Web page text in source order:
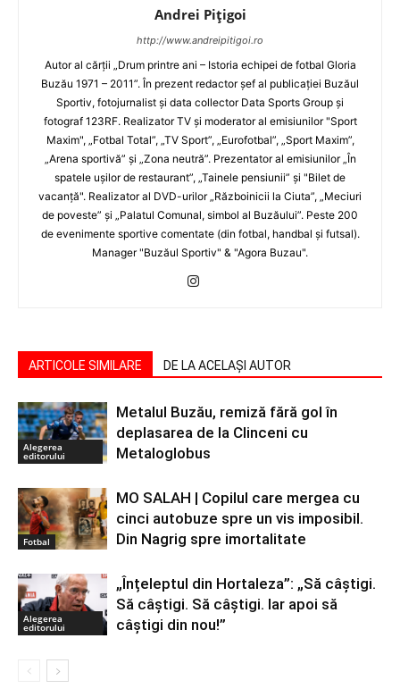
Andrei Pițigoi
http://www.andreipitigoi.ro
Autor al cărţii „Drum printre ani – Istoria echipei de fotbal Gloria
Buzău 1971 – 2011”. În prezent redactor şef al publicaţiei Buzăul
Sportiv, fotojurnalist şi data collector Data Sports Group şi
fotograf 123RF. Realizator TV şi moderator al emisiunilor "Sport
Maxim", „Fotbal Total”, „TV Sport”, „Eurofotbal”, „Sport Maxim”,
„Arena sportivă” şi „Zona neutră”. Prezentator al emisiunilor „În
spatele uşilor de restaurant”, „Tainele pensiunii” şi "Bilet de
vacanţă". Realizator al DVD-urilor „Războinicii la Ciuta”, „Meciuri
de poveste” şi „Palatul Comunal, simbol al Buzăului”. Peste 200
de evenimente sportive comentate (din fotbal, handbal şi futsal).
Manager "Buzăul Sportiv" & "Agora Buzau".
ARTICOLE SIMILARE DE LA ACELAȘI AUTOR
Alegerea
editorului
Metalul Buzău, remiză fără gol în
deplasarea de la Clinceni cu
Metaloglobus
Fotbal
MO SALAH | Copilul care mergea cu
cinci autobuze spre un vis imposibil.
Din Nagrig spre imortalitate
Alegerea
editorului
„Înțeleptul din Hortaleza”: „Să câștigi.
Să câștigi. Să câștigi. Iar apoi să
câștigi din nou!”